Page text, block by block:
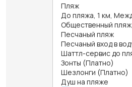
Пляж
До пляжа, 1 км,
Общественный
Песчаный пляж
Песчаный вход в
Шаттл-сервис до
Зонты (Платно)
Шезлонги (Платно)
Душ на пляже